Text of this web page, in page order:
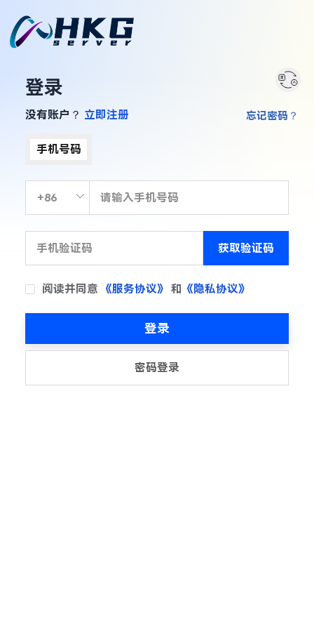
登录
没有账户？ 立即注册
手机号码
获取验证码
阅读并同意 《服务协议》 和 《隐私协议》
忘记密码？
登录
密码登录